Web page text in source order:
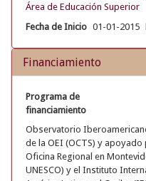
Área de Educación Superior
Fecha de Inicio 01-01-2015
Financiamiento
Programa de
financiamiento
Observatorio
de la OEI (OCTS) y apoyado
Oficina Regional en
UNESCO) y el Instituto